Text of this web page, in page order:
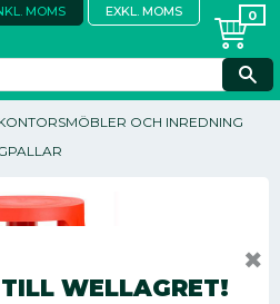
MOMS EXKL. MOMS
OCH INREDNING
WELLAGRET!
✖